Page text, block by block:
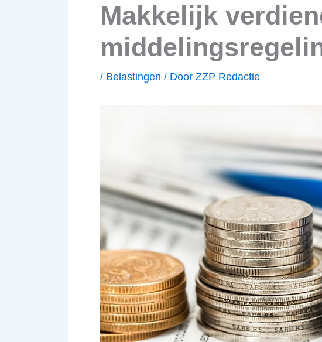
Makkelijk
/ Belastingen / Door ZZP Redactie